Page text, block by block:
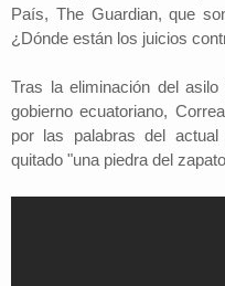
País, The Guardian, que
¿Dónde están los juicios
Tras la eliminación del
gobierno ecuatoriano,
por las palabras del
quitado "una piedra del